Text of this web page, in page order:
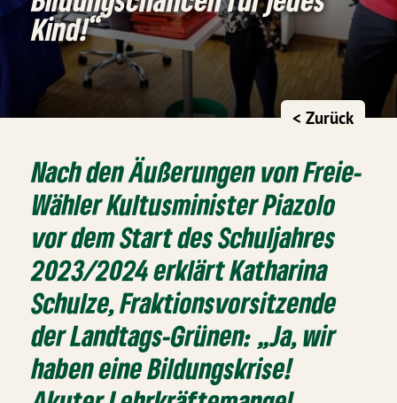
Kind!“
< Zurück
Nach den Äußerungen von Freie-
Wähler Kultusminister Piazolo
vor dem Start des Schuljahres
2023/2024 erklärt Katharina
Schulze, Fraktionsvorsitzende
der Landtags-Grünen: „Ja, wir
haben eine Bildungskrise!